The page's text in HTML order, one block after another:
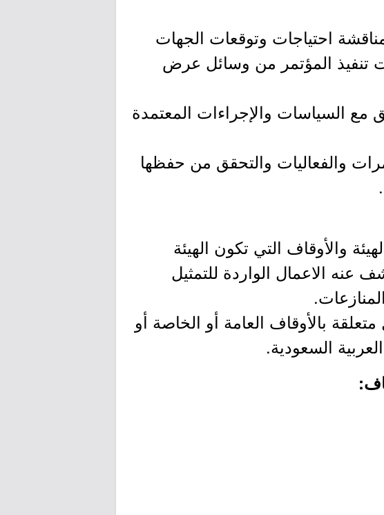
احتياجات وتوقعات الجهات
تنفيذ المؤتمر من وسائل عرض
مع السياسات والإجراءات المعتمدة
والفعاليات والتحقق من حفظها
والأوقاف التي تكون الهيئة
عنه الاعمال الواردة للتمثيل
بالأوقاف العامة أو الخاصة أو
السعودية.